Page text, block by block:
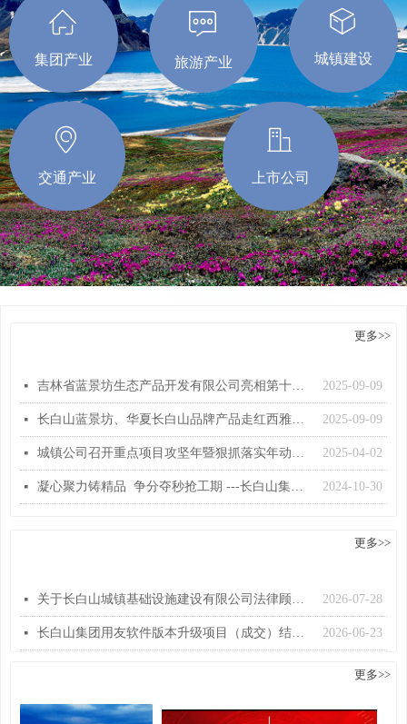
更多>>
2025-09-09
넷 吉林省蓝景坊生态产品开发有限公司亮相第十五届中国-东北亚博览会取得丰硕成果
2025-09-09
넷 长白山蓝景坊、华夏长白山品牌产品走红西雅国际食品博览会
2025-04-02
넷 城镇公司召开重点项目攻坚年暨狠抓落实年动员部署会议
2024-10-30
넷 凝心聚力铸精品 争分夺秒抢工期 ---长白山集团开展“百日攻坚行动”扎实推进重点项目建设
更多>>
2026-07-28
넷 关于长白山城镇基础设施建设有限公司法律顾问年度服务单位进行询比选聘的公告
2026-06-23
넷 长白山集团用友软件版本升级项目（成交）结果公告
更多>>
ꀇ
集团产业
ꁳ
旅游产业
ꁦ
城镇建设
ꀷ
交通产业
ꀶ
上市公司